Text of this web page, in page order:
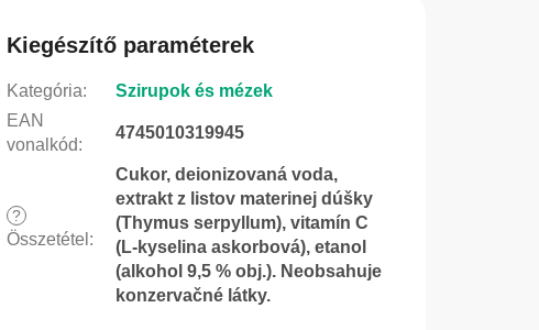
Kiegészítő paraméterek
Kategória:
Szirupok és mézek
EAN
vonalkód:
4745010319945
?
Összetétel :
Cukor, deionizovaná voda,
extrakt z listov materinej dúšky
(Thymus serpyllum), vitamín C
(L-kyselina askorbová), etanol
(alkohol 9,5 % obj.). Neobsahuje
konzervačné látky.